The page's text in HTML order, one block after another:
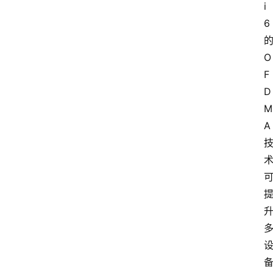
i
6
的
O
F
D
M
A
技
术
可
提
升
多
设
备